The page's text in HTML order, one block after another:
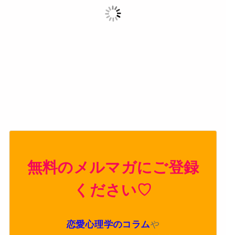
無料のメルマガにご登録
ください♡
恋愛心理学のコラムや